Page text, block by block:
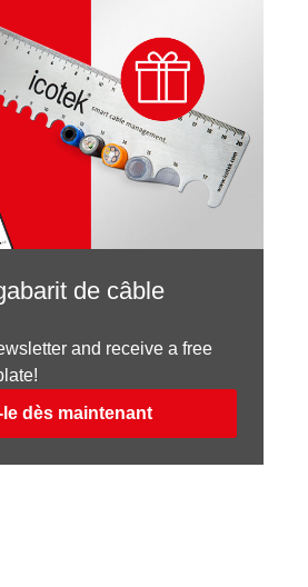
de câble
and receive a free
dès maintenant